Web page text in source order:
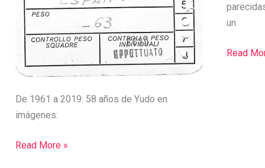
De 1961 a 2019: 58 años de Yudo en
imágenes:
Read More »
un
Read